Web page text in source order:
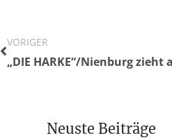
VORIGER
Neuste Beiträge